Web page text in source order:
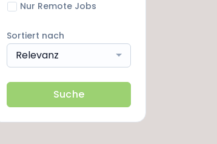
Nur Remote Jobs
Sortiert nach
Relevanz
Suche